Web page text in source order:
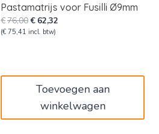
Pastamatrijs voor Fusilli Ø9mm
€76,00Oorspronkelijke
prijs
€ 62,32
(€ 75,41 incl. btw)
Toevoegen aan
winkelwagen